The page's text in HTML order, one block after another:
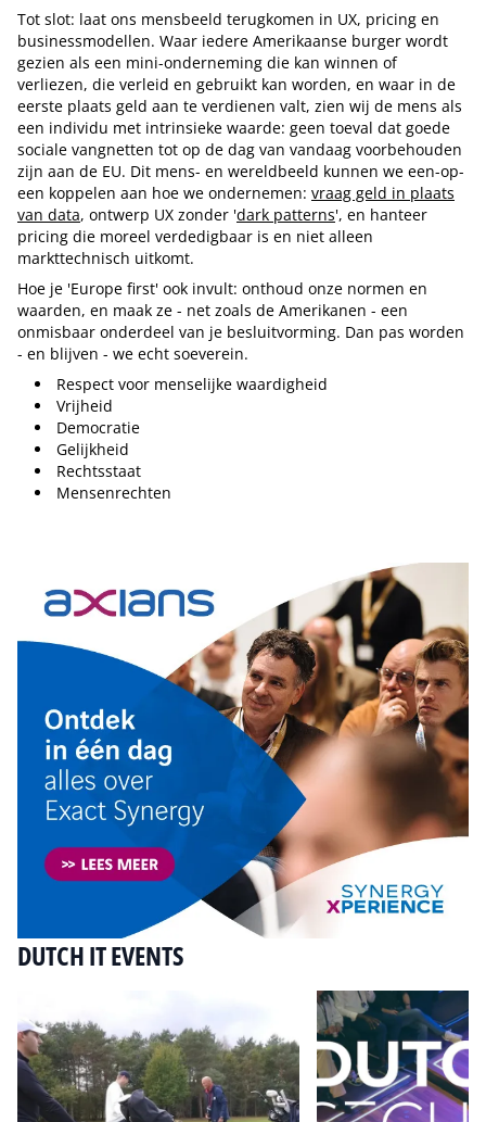
Tot slot: laat ons mensbeeld terugkomen in UX, pricing en
businessmodellen. Waar iedere Amerikaanse burger wordt
gezien als een mini-onderneming die kan winnen of
verliezen, die verleid en gebruikt kan worden, en waar in de
eerste plaats geld aan te verdienen valt, zien wij de mens als
een individu met intrinsieke waarde: geen toeval dat goede
sociale vangnetten tot op de dag van vandaag voorbehouden
zijn aan de EU. Dit mens- en wereldbeeld kunnen we een-op-
een koppelen aan hoe we ondernemen: vraag geld in plaats
van data, ontwerp UX zonder 'dark patterns', en hanteer
pricing die moreel verdedigbaar is en niet alleen
markttechnisch uitkomt.
Hoe je 'Europe first' ook invult: onthoud onze normen en
waarden, en maak ze - net zoals de Amerikanen - een
onmisbaar onderdeel van je besluitvorming. Dan pas worden
- en blijven - we echt soeverein.
Respect voor menselijke waardigheid
Vrijheid
Democratie
Gelijkheid
Rechtsstaat
Mensenrechten
DUTCH IT EVENTS